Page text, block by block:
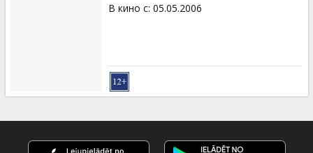
В кино с: 05.05.2006